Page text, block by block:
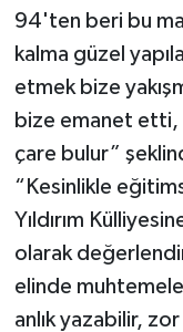
94'ten beri bu
kalma güzel
etmek bize
bize emanet etti,
çare bulur”
“Kesinlikle
Yıldırım
olarak
elinde
anlık yazabilir,